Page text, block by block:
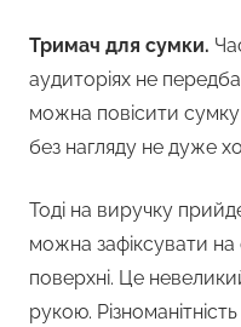
Тримач для сумки.
аудиторіях не
можна повісити
без нагляду не дуже
Тоді на виручку
можна зафіксувати на
поверхні. Це
рукою.